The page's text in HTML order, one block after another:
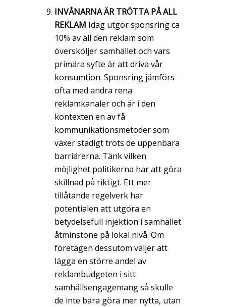
INVÅNARNA ÄR TRÖTTA PÅ ALL
REKLAM Idag utgör sponsring ca
10% av all den reklam som
översköljer samhället och vars
primära syfte är att driva vår
konsumtion. Sponsring jämförs
ofta med andra rena
reklamkanaler och är i den
kontexten en av få
kommunikationsmetoder som
växer stadigt trots de uppenbara
barriärerna. Tänk vilken
möjlighet politikerna har att göra
skillnad på riktigt. Ett mer
tillåtande regelverk har
potentialen att utgöra en
betydelsefull injektion i samhället
åtminstone på lokal nivå. Om
företagen dessutom väljer att
lägga en större andel av
reklambudgeten i sitt
samhällsengagemang så skulle
de inte bara göra mer nytta, utan